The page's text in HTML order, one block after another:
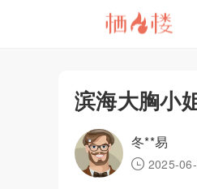
滨海大胸小
冬**易
2025-